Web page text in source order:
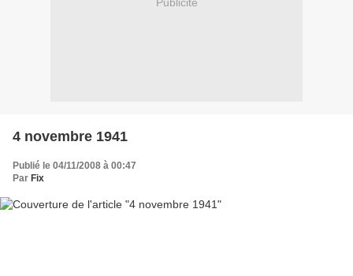
4 novembre 1941
Publié le 04/11/2008 à 00:47
Par Fix